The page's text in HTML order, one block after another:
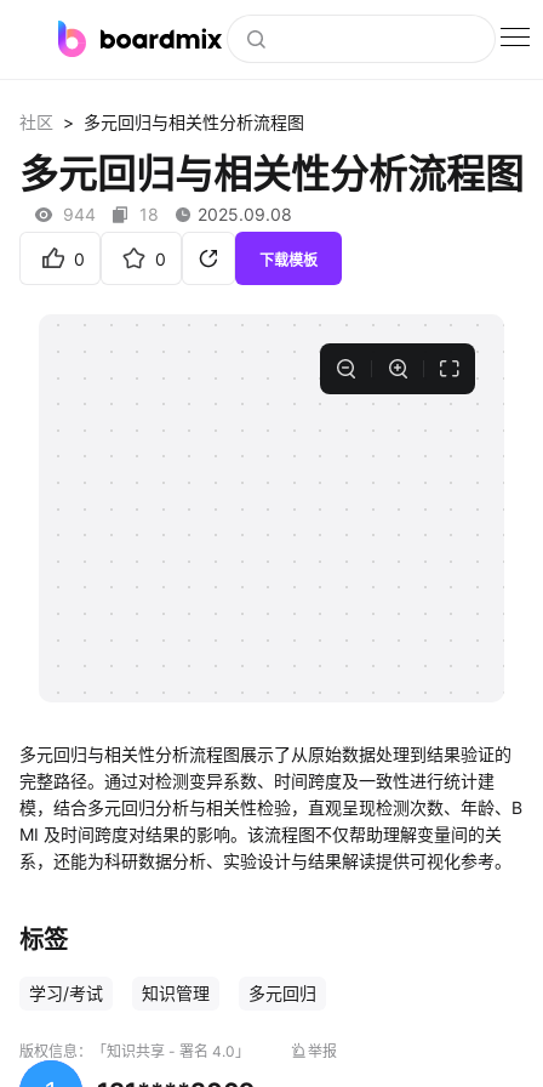
社区资源
下载
支持
社区 > 多元回归与相关性分析流程图
多元回归与相关性分析流程图
944 18 2025.09.08
0 0 下载模板
多元回归与相关性分析流程图展示了从原始数据处理到结果验证的
完整路径。通过对检测变异系数、时间跨度及一致性进行统计建
模，结合多元回归分析与相关性检验，直观呈现检测次数、年龄、B
MI 及时间跨度对结果的影响。该流程图不仅帮助理解变量间的关
系，还能为科研数据分析、实验设计与结果解读提供可视化参考。
标签
学习/考试 知识管理 多元回归
版权信息： 「知识共享 - 署名 4.0」 举报